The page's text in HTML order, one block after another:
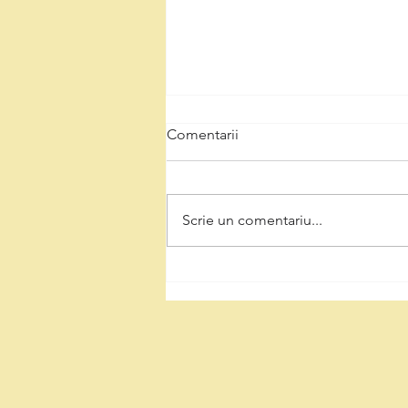
Ecologizarea și reconversia
Comentarii
Scrie un comentariu...